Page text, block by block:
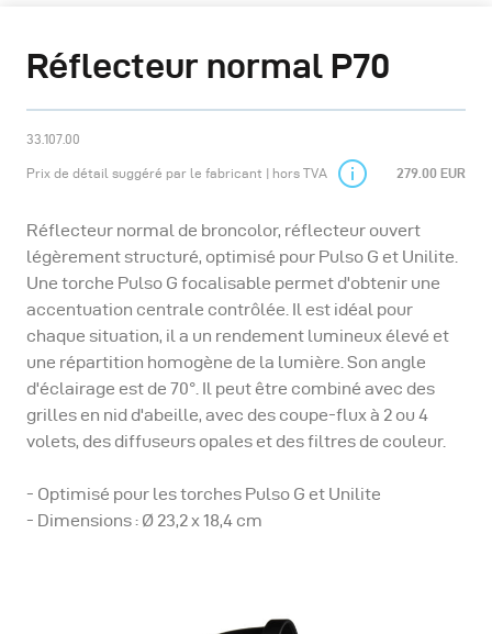
Réflecteur normal P70
33.107.00
Prix de détail suggéré par le fabricant | hors TVA 279.00 EUR
Réflecteur normal de broncolor, réflecteur ouvert
légèrement structuré, optimisé pour Pulso G et Unilite.
Une torche Pulso G focalisable permet d'obtenir une
accentuation centrale contrôlée. Il est idéal pour
chaque situation, il a un rendement lumineux élevé et
une répartition homogène de la lumière. Son angle
d'éclairage est de 70°. Il peut être combiné avec des
grilles en nid d'abeille, avec des coupe-flux à 2 ou 4
volets, des diffuseurs opales et des filtres de couleur.
- Optimisé pour les torches Pulso G et Unilite
- Dimensions : Ø 23,2 x 18,4 cm